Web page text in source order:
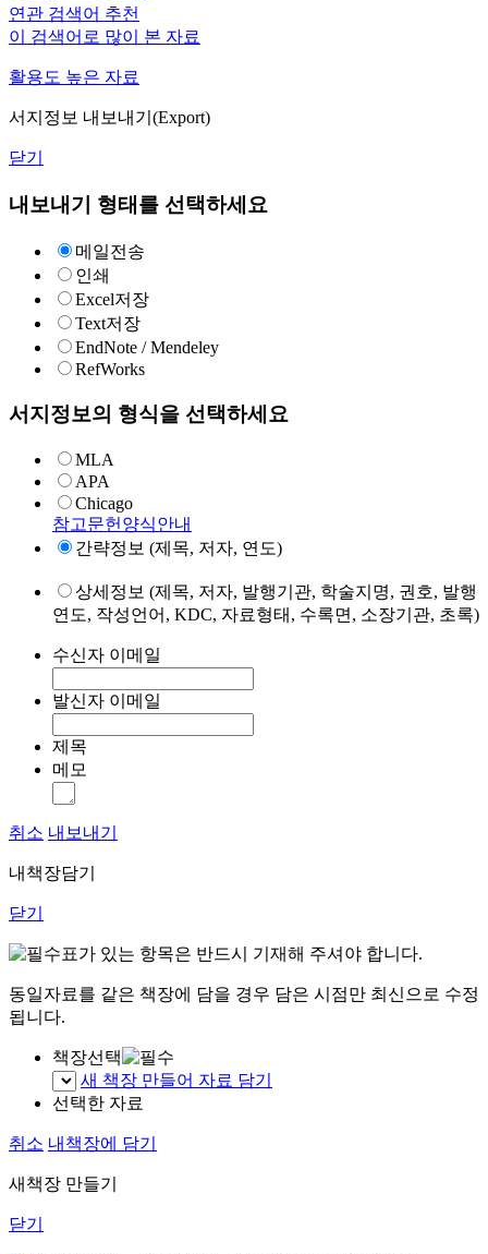
연관 검색어 추천
이 검색어로 많이 본 자료
활용도 높은 자료
서지정보 내보내기(Export)
닫기
내보내기 형태를 선택하세요
메일전송
인쇄
Excel저장
Text저장
EndNote / Mendeley
RefWorks
서지정보의 형식을 선택하세요
MLA
APA
Chicago
참고문헌양식안내
간략정보 (제목, 저자, 연도)
상세정보 (제목, 저자, 발행기관, 학술지명, 권호, 발행
연도, 작성언어, KDC, 자료형태, 수록면, 소장기관, 초록)
수신자 이메일
발신자 이메일
제목
메모
취소 내보내기
내책장담기
닫기
표가 있는 항목은 반드시 기재해 주셔야 합니다.
동일자료를 같은 책장에 담을 경우 담은 시점만 최신으로 수정
됩니다.
책장선택
새 책장 만들어 자료 담기
선택한 자료
취소 내책장에 담기
새책장 만들기
닫기